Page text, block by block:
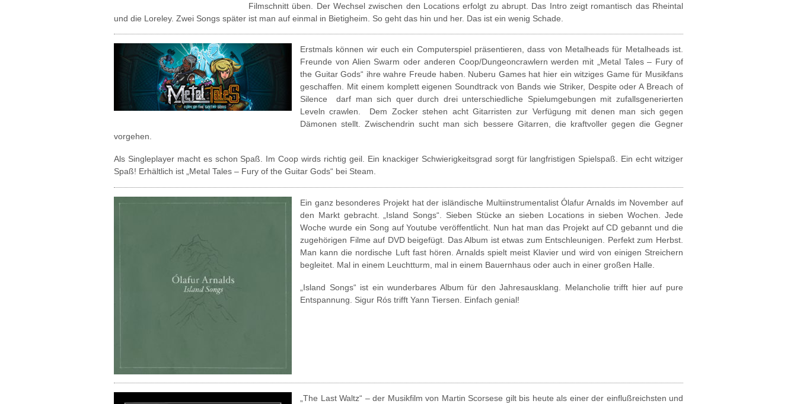
Filmschnitt üben. Der Wechsel zwischen den Locations erfolgt zu abrupt. Das Intro zeigt romantisch das Rheintal
und die Loreley. Zwei Songs später ist man auf einmal in Bietigheim. So geht das hin und her. Das ist ein wenig Schade.
Erstmals können wir euch ein Computerspiel präsentieren, dass von Metalheads für Metalheads ist.
Freunde von Alien Swarm oder anderen Coop/Dungeoncrawlern werden mit „Metal Tales – Fury of
the Guitar Gods“ ihre wahre Freude haben. Nuberu Games hat hier ein witziges Game für Musikfans
geschaffen. Mit einem komplett eigenen Soundtrack von Bands wie Striker, Despite oder A Breach of
Silence darf man sich quer durch drei unterschiedliche Spielumgebungen mit zufallsgenerierten
Leveln crawlen. Dem Zocker stehen acht Gitarristen zur Verfügung mit denen man sich gegen
Dämonen stellt. Zwischendrin sucht man sich bessere Gitarren, die kraftvoller gegen die Gegner
vorgehen.
Als Singleplayer macht es schon Spaß. Im Coop wirds richtig geil. Ein knackiger Schwierigkeitsgrad sorgt für langfristigen Spielspaß. Ein echt witziger
Spaß! Erhältlich ist „Metal Tales – Fury of the Guitar Gods“ bei Steam.
Ein ganz besonderes Projekt hat der isländische Multiinstrumentalist Ólafur Arnalds im November auf
den Markt gebracht. „Island Songs“. Sieben Stücke an sieben Locations in sieben Wochen. Jede
Woche wurde ein Song auf Youtube veröffentlicht. Nun hat man das Projekt auf CD gebannt und die
zugehörigen Filme auf DVD beigefügt. Das Album ist etwas zum Entschleunigen. Perfekt zum Herbst.
Man kann die nordische Luft fast hören. Arnalds spielt meist Klavier und wird von einigen Streichern
begleitet. Mal in einem Leuchtturm, mal in einem Bauernhaus oder auch in einer großen Halle.
„Island Songs“ ist ein wunderbares Album für den Jahresausklang. Melancholie trifft hier auf pure
Entspannung. Sigur Rós trifft Yann Tiersen. Einfach genial!
„The Last Waltz“ – der Musikfilm von Martin Scorsese gilt bis heute als einer der einflußreichsten und